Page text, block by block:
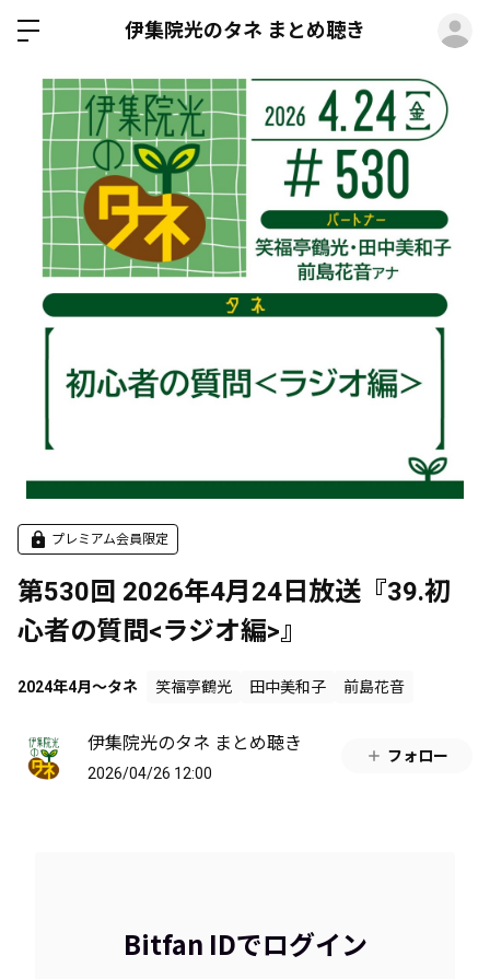
伊集院光のタネ まとめ聴き
プレミアム会員限定
第530回 2026年4月24日放送『39.初
心者の質問<ラジオ編>』
2024年4月～タネ 笑福亭鶴光 田中美和子 前島花音
伊集院光のタネ まとめ聴き
2026/04/26 12:00
フォロー
Bitfan IDでログイン